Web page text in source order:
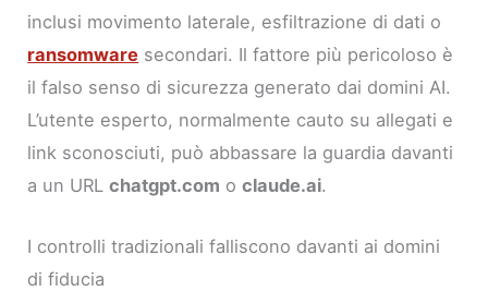
inclusi movimento laterale, esfiltrazione di dati o
ransomware secondari. Il fattore più pericoloso è
il falso senso di sicurezza generato dai domini AI.
L’utente esperto, normalmente cauto su allegati e
link sconosciuti, può abbassare la guardia davanti
a un URLchatgpt.com oclaude.ai.
I controlli tradizionali falliscono davanti ai domini
di fiducia